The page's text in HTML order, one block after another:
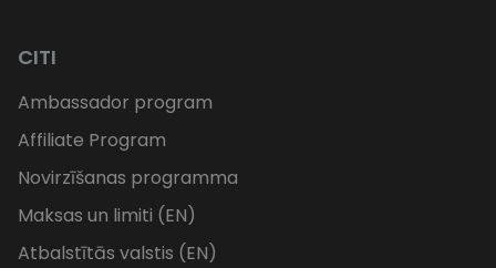
CITI
Ambassador program
Affiliate Program
Novirzīšanas programma
Maksas un limiti (EN)
Atbalstītās valstis (EN)